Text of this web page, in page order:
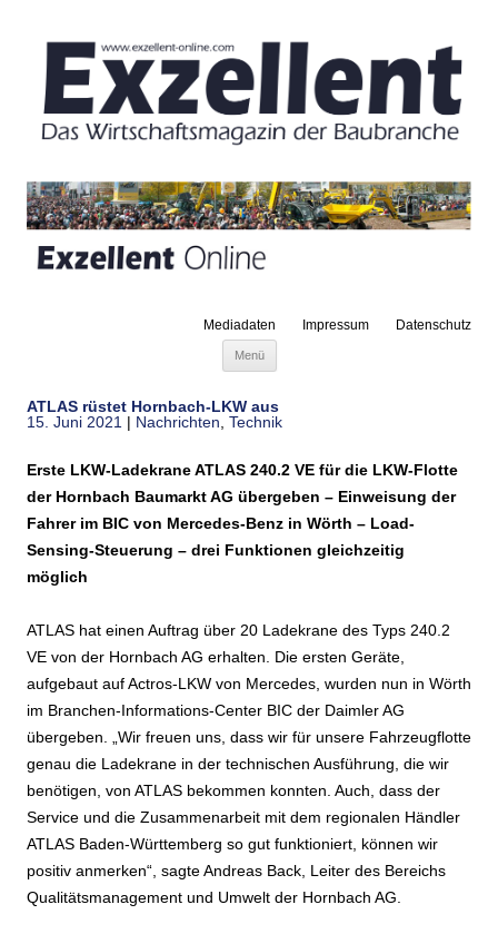
Mediadaten Impressum Datenschutz
Menü
ATLAS rüstet Hornbach-LKW aus
15. Juni 2021 | Nachrichten Technik
Erste LKW-Ladekrane ATLAS 240.2 VE für die LKW-Flotte
der Hornbach Baumarkt AG übergeben – Einweisung der
Fahrer im BIC von Mercedes-Benz in Wörth – Load-
Sensing-Steuerung – drei Funktionen gleichzeitig
möglich
ATLAS hat einen Auftrag über 20 Ladekrane des Typs 240.2
VE von der Hornbach AG erhalten. Die ersten Geräte,
aufgebaut auf Actros-LKW von Mercedes, wurden nun in Wörth
im Branchen-Informations-Center BIC der Daimler AG
übergeben. „Wir freuen uns, dass wir für unsere Fahrzeugflotte
genau die Ladekrane in der technischen Ausführung, die wir
benötigen, von ATLAS bekommen konnten. Auch, dass der
Service und die Zusammenarbeit mit dem regionalen Händler
ATLAS Baden-Württemberg so gut funktioniert, können wir
positiv anmerken“, sagte Andreas Back, Leiter des Bereichs
Qualitätsmanagement und Umwelt der Hornbach AG.